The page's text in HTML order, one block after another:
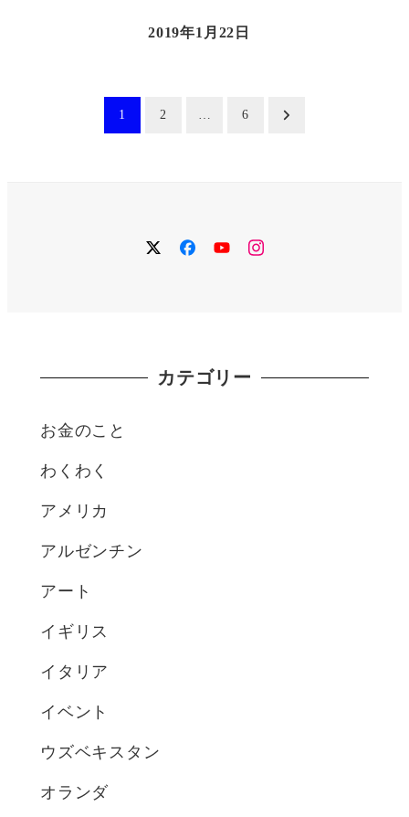
2019年1月22日
り
1 2 6
twitterfacebook
YouTubeinstagram
カテゴリー
お金のこと
わくわく
アメリカ
アルゼンチン
アート
イギリス
イタリア
イベント
ウズベキスタン
オランダ